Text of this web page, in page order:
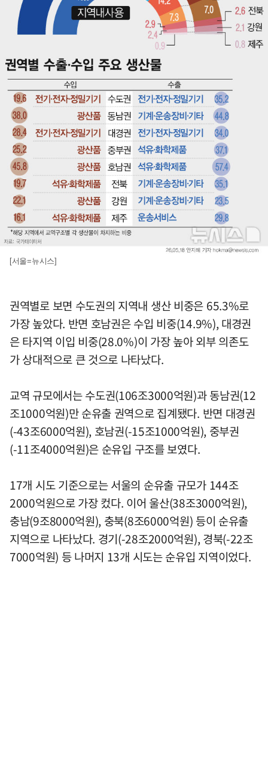
[서울=뉴시스]
권역별로 보면 수도권의 지역내 생산 비중은 65.3%로
가장 높았다. 반면 호남권은 수입 비중(14.9%), 대경권
은 타지역 이입 비중(28.0%)이 가장 높아 외부 의존도
가 상대적으로 큰 것으로 나타났다.
교역 규모에서는 수도권(106조3000억원)과 동남권(12
조1000억원)만 순유출 권역으로 집계됐다. 반면 대경권
(-43조6000억원), 호남권(-15조1000억원), 중부권
(-11조4000억원)은 순유입 구조를 보였다.
17개 시도 기준으로는 서울의 순유출 규모가 144조
2000억원으로 가장 컸다. 이어 울산(38조3000억원),
충남(9조8000억원), 충북(8조6000억원) 등이 순유출
지역으로 나타났다. 경기(-28조2000억원), 경북(-22조
7000억원) 등 나머지 13개 시도는 순유입 지역이었다.